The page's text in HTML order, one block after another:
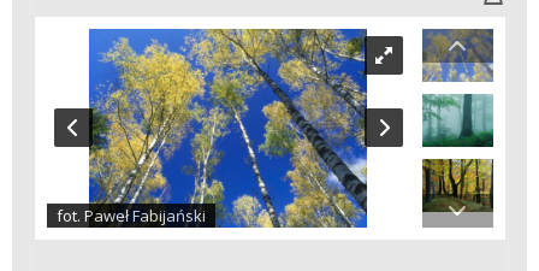
fot. Paweł Fabijański